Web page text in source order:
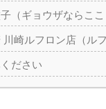
子（ギョウザなら
川崎ルフロン店（ル
ださい